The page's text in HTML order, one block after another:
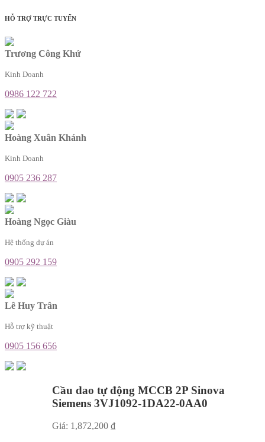
HỖ TRỢ TRỰC TUYẾN
Trương Công Khứ
Kinh Doanh
0986 122 722
Hoàng Xuân Khánh
Kinh Doanh
0905 236 287
Hoàng Ngọc Giàu
Hệ thống dự án
0905 292 159
Lê Huy Trân
Hỗ trợ kỹ thuật
0905 156 656
Cầu dao tự động MCCB 2P Sinova
Siemens 3VJ1092-1DA22-0AA0
Giá: 1,872,200 ₫